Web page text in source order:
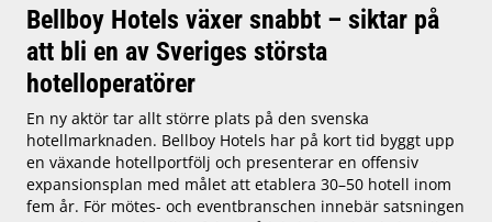
Bellboy Hotels växer snabbt – siktar på
att bli en av Sveriges största
hotelloperatörer
En ny aktör tar allt större plats på den svenska
hotellmarknaden. Bellboy Hotels har på kort tid byggt upp
en växande hotellportfölj och presenterar en offensiv
expansionsplan med målet att etablera 30–50 hotell inom
fem år. För mötes- och eventbranschen innebär satsningen